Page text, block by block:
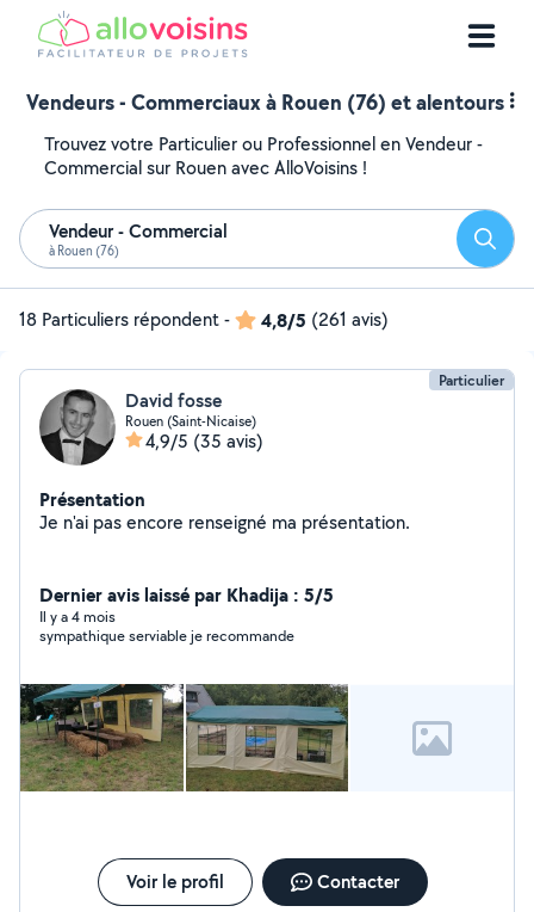
Vendeurs - Commerciaux à Rouen (76) et alentours
Trouvez votre Particulier ou Professionnel en Vendeur -
Commercial sur Rouen avec AlloVoisins !
Vendeur - Commercial
à Rouen (76)
18 Particuliers répondent- 4,8/5 (261 avis)
Particulier
David fosse
Rouen (Saint-Nicaise)
4,9/5 (35 avis)
Présentation
Je n'ai pas encore renseigné ma présentation.
Dernier avis laissé par Khadija : 5/5
Il y a 4 mois
sympathique serviable je recommande
Voir le profil Contacter